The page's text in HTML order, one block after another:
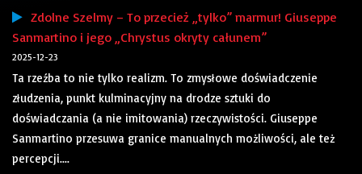
Zdolne Szelmy – To przecież „tylko” marmur! Giuseppe
Sanmartino i jego „Chrystus okryty całunem”
2025-12-23
Ta rzeźba to nie tylko realizm. To zmysłowe doświadczenie
złudzenia, punkt kulminacyjny na drodze sztuki do
doświadczania (a nie imitowania) rzeczywistości. Giuseppe
Sanmartino przesuwa granice manualnych możliwości, ale też
percepcji....